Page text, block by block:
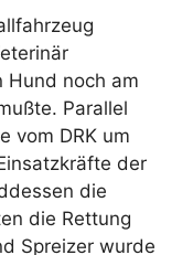
Hund noch am
Parallel
vom DRK um
der
die
die Rettung
Spreizer wurde